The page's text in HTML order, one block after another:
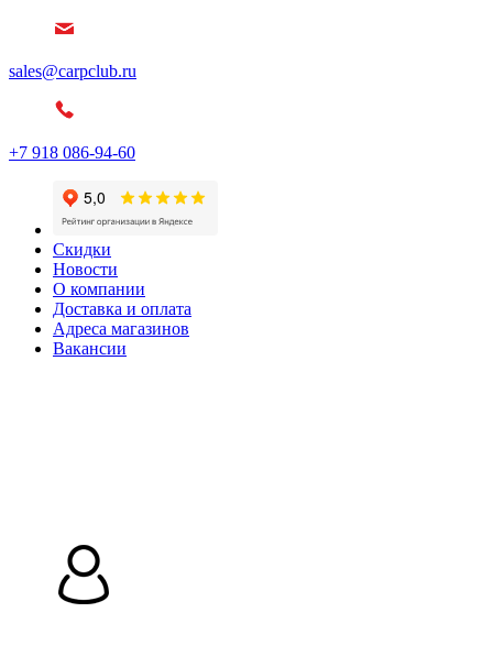
sales@carpclub.ru
+7 918 086-94-60
Скидки
Новости
О компании
Доставка и оплата
Адреса магазинов
Вакансии